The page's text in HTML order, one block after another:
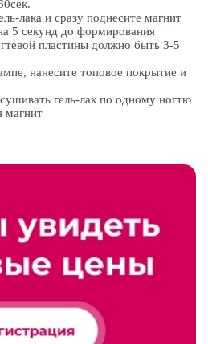
лака и сразу поднесите магнит
5 секунд до формирования
пластины должно быть 3-5
нанесите топовое покрытие и
гель-лак по одному ногтю
магнит